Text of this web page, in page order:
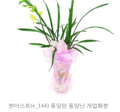
썬더스트(e_144) 동양란 동양난 개업화분